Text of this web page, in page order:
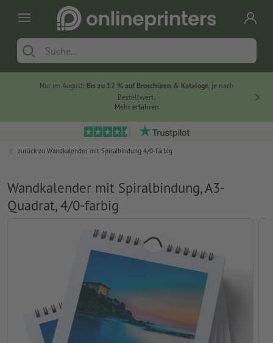
Nur im August: Bis zu 12 % auf Broschüren & Kataloge, je nach
Bestellwert.
Mehr erfahren
zurück zu Wandkalender mit Spiralbindung 4/0-farbig
Wandkalender mit Spiralbindung, A3-
Quadrat, 4/0-farbig